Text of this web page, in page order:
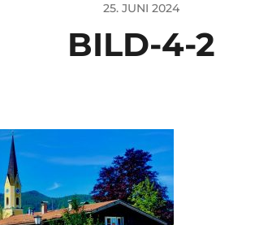
25. JUNI 2024
BILD-4-2